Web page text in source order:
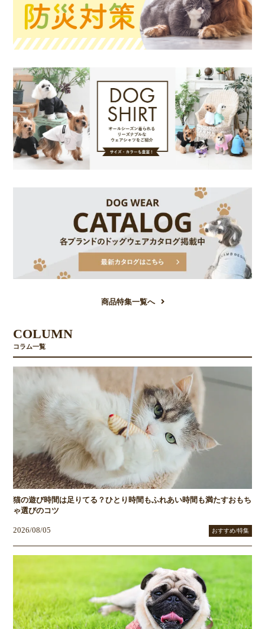
商品特集一覧へ
COLUMN
コラム一覧
猫の遊び時間は足りてる？ひとり時間もふれあい時間も満たすおもち
ゃ選びのコツ
2026/08/05 おすすめ/特集